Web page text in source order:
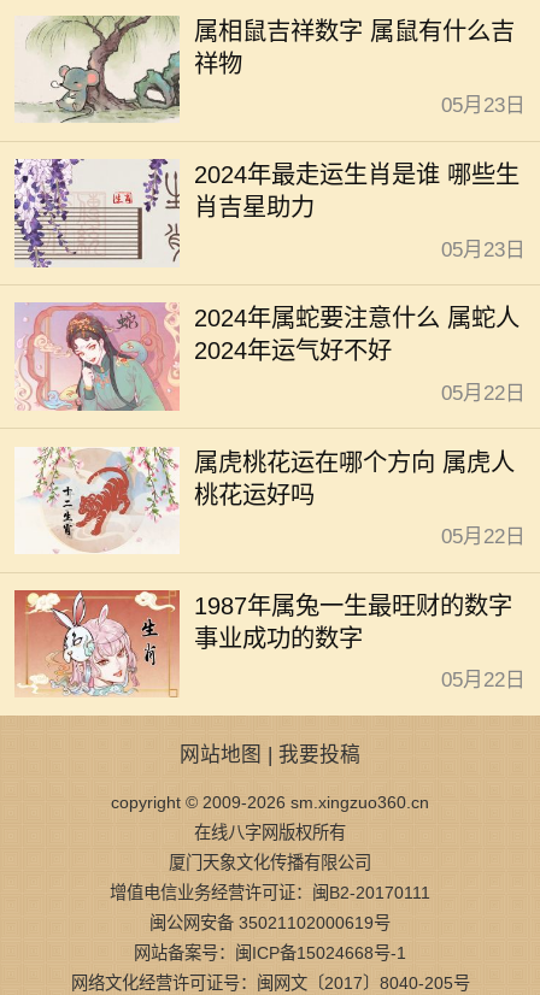
属相鼠吉祥数字 属鼠有什么吉
祥物
05月23日
2024年最走运生肖是谁 哪些生
肖吉星助力
05月23日
2024年属蛇要注意什么 属蛇人
2024年运气好不好
05月22日
属虎桃花运在哪个方向 属虎人
桃花运好吗
05月22日
1987年属兔一生最旺财的数字
事业成功的数字
05月22日
网站地图 | 我要投稿
copyright © 2009-2026 sm.xingzuo360.cn
在线八字网版权所有
厦门天象文化传播有限公司
增值电信业务经营许可证：闽B2-20170111
闽公网安备 35021102000619号
网站备案号：闽ICP备15024668号-1
网络文化经营许可证号：闽网文〔2017〕8040-205号